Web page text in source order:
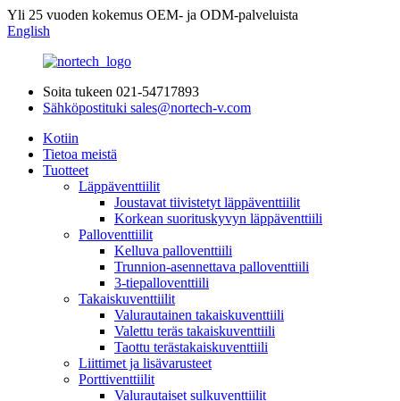
Yli 25 vuoden kokemus OEM- ja ODM-palveluista
English
Soita tukeen 021-54717893
Sähköpostituki sales@nortech-v.com
Kotiin
Tietoa meistä
Tuotteet
Läppäventtiilit
Joustavat tiivistetyt läppäventtiilit
Korkean suorituskyvyn läppäventtiili
Palloventtiilit
Kelluva palloventtiili
Trunnion-asennettava palloventtiili
3-tiepalloventtiili
Takaiskuventtiilit
Valurautainen takaiskuventtiili
Valettu teräs takaiskuventtiili
Taottu terästakaiskuventtiili
Liittimet ja lisävarusteet
Porttiventtiilit
Valurautaiset sulkuventtiilit